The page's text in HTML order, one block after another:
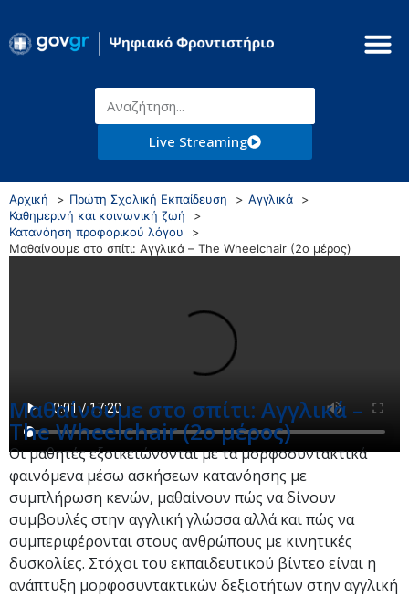
Live Streaming
Αρχική Πρώτη Σχολική Εκπαίδευση
Αγγλικά
Καθημερινή και κοινωνική ζωή
Κατανόηση προφορικού λόγου
Μαθαίνουμε στο σπίτι: Αγγλικά – The Wheelchair (2ο μέρος)
Μαθαίνουμε στο σπίτι: Αγγλικά –
The Wheelchair (2ο μέρος)
Οι μαθητές εξοικειώνονται με τα μορφοσυντακτικά
φαινόμενα μέσω ασκήσεων κατανόησης με
συμπλήρωση κενών, μαθαίνουν πώς να δίνουν
συμβουλές στην αγγλική γλώσσα αλλά και πώς να
συμπεριφέρονται στους ανθρώπους με κινητικές
δυσκολίες. Στόχοι του εκπαιδευτικού βίντεο είναι η
ανάπτυξη μορφοσυντακτικών δεξιοτήτων στην αγγλική